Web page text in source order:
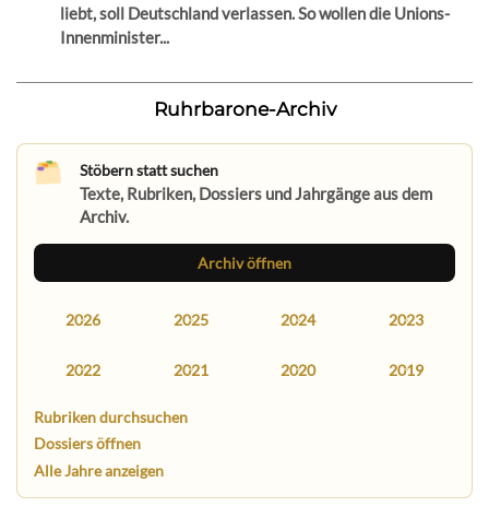
liebt, soll Deutschland verlassen. So wollen die Unions-
Innenminister...
Ruhrbarone-Archiv
Stöbern statt suchen
Texte, Rubriken, Dossiers und Jahrgänge aus dem
Archiv.
Archiv öffnen
2026 2025 2024 2023
2022 2021 2020 2019
Rubriken durchsuchen
Dossiers öffnen
Alle Jahre anzeigen